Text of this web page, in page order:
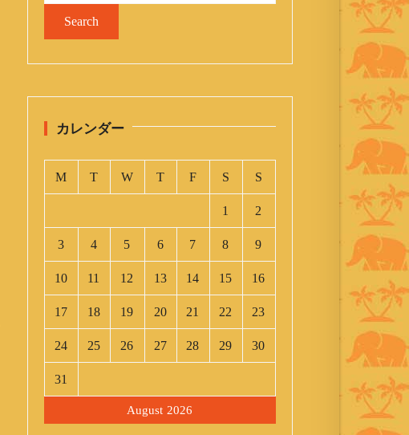
カレンダー
August 2026
M T W T F S S
1 2
3 4 5 6 7 8 9
10 11 12 13 14 15 16
17 18 19 20 21 22 23
24 25 26 27 28 29 30
31